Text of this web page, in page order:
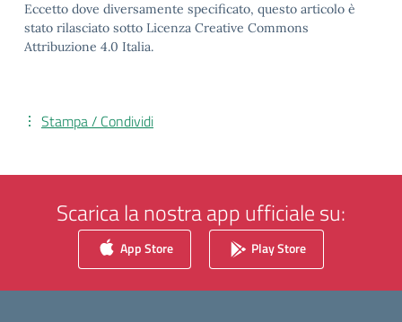
Eccetto dove diversamente specificato, questo articolo è
stato rilasciato sotto Licenza Creative Commons
Attribuzione 4.0 Italia.
Stampa / Condividi
Scarica la nostra app ufficiale su:
App Store Play Store